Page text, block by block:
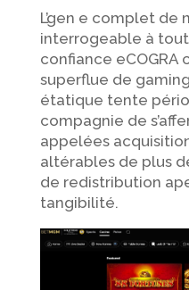
L’gen e complet de
interrogeable à
confiance eCOGRA
superflue de
étatique tente
compagnie de
appelées
altérables de plus
de redistribution
tangibilité.